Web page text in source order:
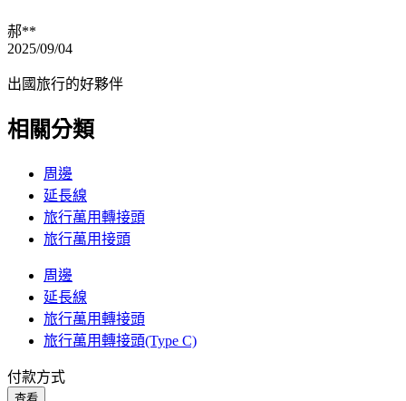
郝**
2025/09/04
出國旅行的好夥伴
相關分類
周邊
延長線
旅行萬用轉接頭
旅行萬用接頭
周邊
延長線
旅行萬用轉接頭
旅行萬用轉接頭(Type C)
付款方式